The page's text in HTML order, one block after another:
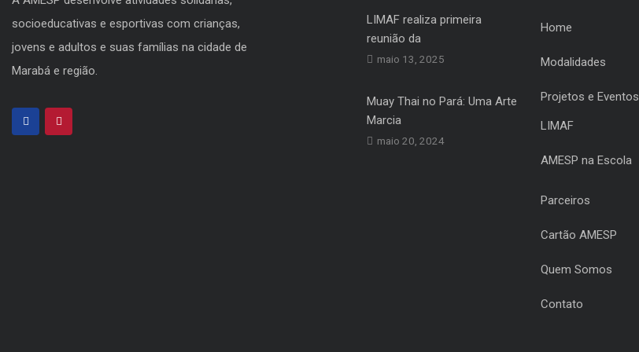
socioeducativas e esportivas com crianças,
jovens e adultos e suas famílias na cidade de
Marabá e região.
LIMAF realiza primeira
reunião da
maio 13, 2025
Muay Thai no Pará: Uma Arte
Marcia
maio 20, 2024
Home
Modalidades
Projetos e Eventos
LIMAF
AMESP na Escola
Parceiros
Cartão AMESP
Quem Somos
Contato